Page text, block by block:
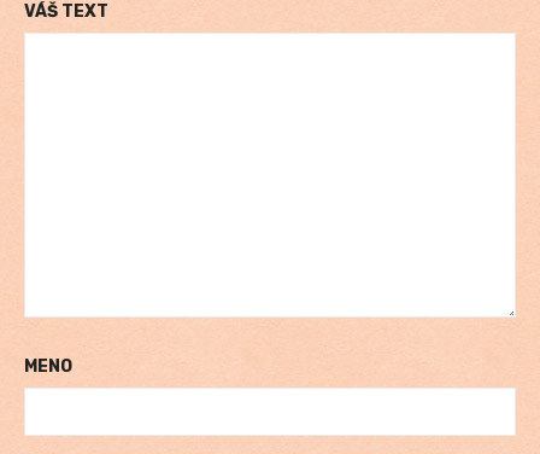
VÁŠ TEXT
MENO